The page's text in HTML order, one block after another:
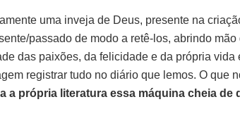
uma inveja de Deus, presente na
passado de modo a retê-los, abrindo mão
das paixões, da felicidade e da própria vida
registrar tudo no diário que lemos. O que
a própria literatura essa máquina cheia de